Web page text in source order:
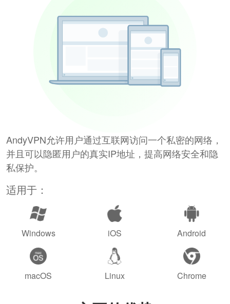
AndyVPN允许用户通过互联网访问一个私密的网络，
并且可以隐匿用户的真实IP地址，提高网络安全和隐
私保护。
适用于：
Windows iOS Android
macOS Linux Chrome